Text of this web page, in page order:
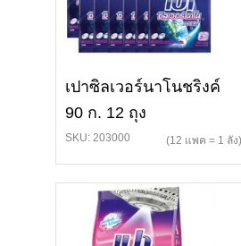
เปาซิลเวอร์นาโนชริงค์
90 ก. 12 ถุง
SKU: 203000 (12 แพค = 1 ลัง)